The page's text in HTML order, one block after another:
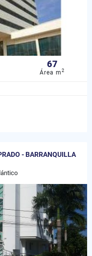
67
Área m2
- BARRANQUILLA